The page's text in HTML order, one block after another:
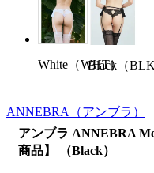
White（WHT）Black（BLK
ANNEBRA
（アンブラ）
アンブラ ANNEBRA
商品】 （Black）